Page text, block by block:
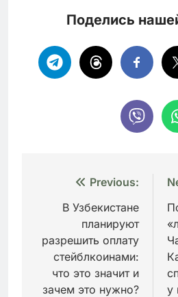
Поделись
Навигация
записям
Previous:
В Узбекистане
планируют
разрешить оплату
стейблкоинами:
что это значит и
зачем это нужно?
у